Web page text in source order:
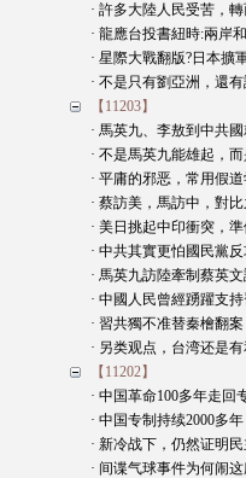
· 許多大陸人民受苦，
· 龍應台投書紐時:兩岸
· 星際大戰翻版?日本擴
· 不是只有劉亞洲，還
【11203】
· 馬英九、李敖到中共
· 不是馬英九能雄起，
· 平庸的邪恶，常用假道
· 蔡訪美，馬訪中，對
· 美日挑起中印衝突，
· 中共其實更怕國民黨
· 馬英九訪陸牽制蔡英
· 中國人民曾經踴躍支
· 習共獨不准替秦檜翻
· 另类观点，台湾还是
【11202】
· 中国革命100多年走回
· 中国专制持续2000多
· 新冷战下，仍然证明
· 间谍气球事件为何闹